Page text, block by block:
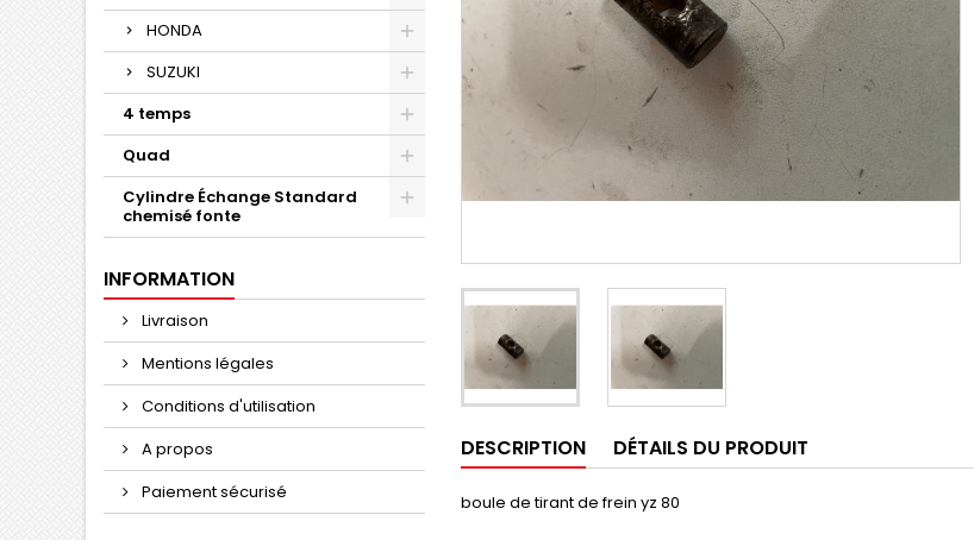
HONDA
SUZUKI
4 temps
Quad
Cylindre Échange Standard
chemisé fonte
INFORMATION
Livraison
Mentions légales
Conditions d'utilisation
A propos
Paiement sécurisé
DESCRIPTION DÉTAILS DU PRODUIT
boule de tirant de frein yz 80